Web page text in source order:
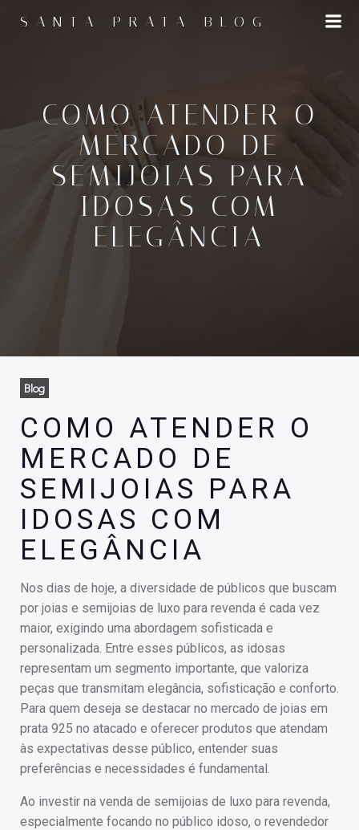
para
SANTA PRATA BLOG
COMO ATENDER O
MERCADO DE
SEMIJOIAS PARA
IDOSAS COM
ELEGÂNCIA
Blog
COMO ATENDER O
MERCADO DE
SEMIJOIAS PARA
IDOSAS COM
ELEGÂNCIA
Nos dias de hoje, a diversidade de públicos que buscam
por joias e semijoias de luxo para revenda é cada vez
maior, exigindo uma abordagem sofisticada e
personalizada. Entre esses públicos, as idosas
representam um segmento importante, que valoriza
peças que transmitam elegância, sofisticação e conforto.
Para quem deseja se destacar no mercado de joias em
prata 925 no atacado e oferecer produtos que atendam
às expectativas desse público, entender suas
preferências e necessidades é fundamental.
Ao investir na venda de semijoias de luxo para revenda,
especialmente focando no público idoso, o revendedor